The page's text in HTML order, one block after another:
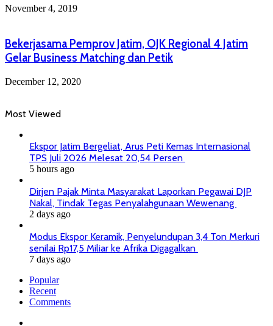
November 4, 2019
Bekerjasama Pemprov Jatim, OJK Regional 4 Jatim
Gelar Business Matching dan Petik
December 12, 2020
Most Viewed
Ekspor Jatim Bergeliat, Arus Peti Kemas Internasional
TPS Juli 2026 Melesat 20,54 Persen
5 hours ago
Dirjen Pajak Minta Masyarakat Laporkan Pegawai DJP
Nakal, Tindak Tegas Penyalahgunaan Wewenang
2 days ago
Modus Ekspor Keramik, Penyelundupan 3,4 Ton Merkuri
senilai Rp17,5 Miliar ke Afrika Digagalkan
7 days ago
Popular
Recent
Comments